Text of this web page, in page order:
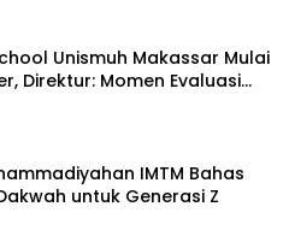
Unismuh Makassar Mulai
Direktur: Momen Evaluasi
IMTM Bahas
untuk Generasi Z